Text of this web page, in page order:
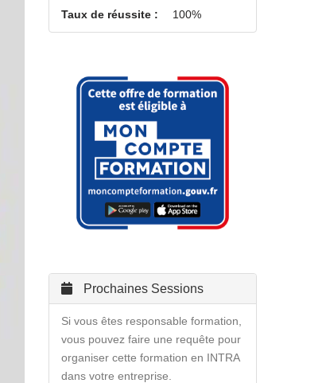
Taux de réussite : 100%
Prochaines Sessions
Si vous êtes responsable formation,
vous pouvez faire une requête pour
organiser cette formation en INTRA
dans votre entreprise.